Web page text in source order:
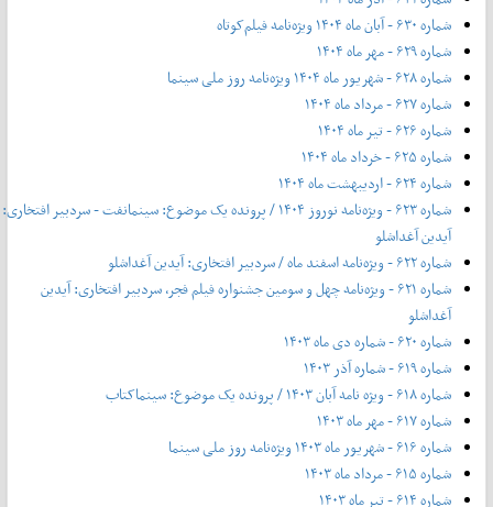
شماره ۶۳۰ - آبان ماه ۱۴۰۴ ویژه‌نامه فیلم‌کوتاه
شماره ۶۲۹ - مهر ماه ۱۴۰۴
شماره ۶۲۸ - شهریور ماه ۱۴۰۴ ویژه‌نامه روز ملی سینما
شماره ۶۲۷ - مرداد ماه ۱۴۰۴
شماره ۶۲۶ - تیر ماه ۱۴۰۴
شماره ۶۲۵ - خرداد ماه ۱۴۰۴
شماره ۶۲۴ - اردیبهشت ماه ۱۴۰۴
شماره ۶۲۳ - ویژه‌نامه نوروز ۱۴۰۴ / پرونده یک موضوع: سینمانفت - سردبیر افتخاری:
آیدین آغداشلو
شماره ۶۲۲ - ویژه‌نامه اسفند ماه / سردبیر افتخاری: آیدین آغداشلو
شماره ۶۲۱ - ویژه‌نامه چهل‌ و‌ سومین جشنواره فیلم فجر، سردبیر افتخاری: آیدین
آغداشلو
شماره ۶۲۰ - شماره دی ماه ۱۴۰۳
شماره ۶۱۹ - شماره آذر ۱۴۰۳
شماره ۶۱۸ - ویژه نامه آبان ۱۴۰۳ / پرونده یک موضوع: سینماکتاب
شماره ۶۱۷ - مهر ماه ۱۴۰۳
شماره ۶۱۶ - شهریور ماه ۱۴۰۳ ویژه‌نامه روز ملی سینما
شماره ۶۱۵ - مرداد ماه ۱۴۰۳
شماره ۶۱۴ - تیر ماه ۱۴۰۳